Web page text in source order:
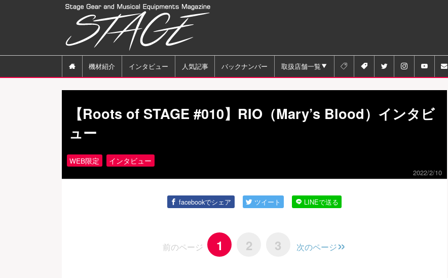
 機材紹介 インタビュー 人気記事 バックナンバー 取扱店舗一覧      
【Roots of STAGE #010】RIO（Mary’s Blood）インタビ
ュー
WEB限定 インタビュー
2022/2/10
facebookでシェア ツイート LINEで送る
前のページ 1 2 3 次のページ